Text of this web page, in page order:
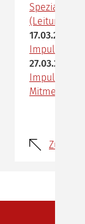
Spezialkurs:
(Leitung:
17.03.2020
Impulstag:
27.03.2020
Impulstag:
Zurück